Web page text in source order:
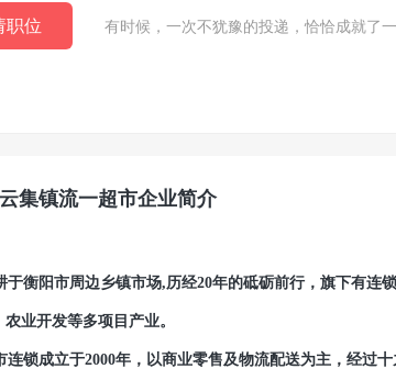
职位 有时候，一次不犹豫的投递，恰恰成就了
集镇流一超市企业简介
衡阳市周边乡镇市场,历经20年的砥砺前行，旗下有连
业开发等多项目产业。
锁成立于2000年，以商业零售及物流配送为主，经过